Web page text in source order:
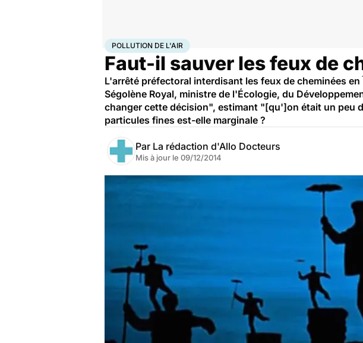
Accueil SantéSociétéSanté publique
POLLUTION DE L'AIR
Faut-il sauver les feux de
L'arrêté préfectoral interdisant les feux de cheminées
Ségolène Royal, ministre de l'Écologie, du
changer cette décision", estimant "[qu']on était un peu
particules fines est-elle marginale ?
Par La rédaction d'Allo Docteurs
Mis à jour le 09/12/2014